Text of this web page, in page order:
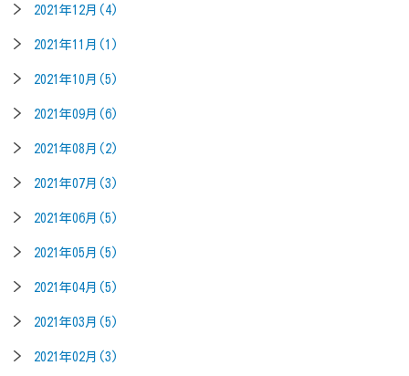
2021年12月(4)
2021年11月(1)
2021年10月(5)
2021年09月(6)
2021年08月(2)
2021年07月(3)
2021年06月(5)
2021年05月(5)
2021年04月(5)
2021年03月(5)
2021年02月(3)